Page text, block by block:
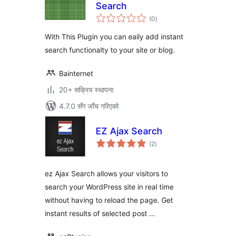
Search
(0कुल
रेटिङ्गहरू
)
With This Plugin you can eaily add instant
search functionalty to your site or blog.
Bainternet
20+ सक्रिय स्थापना
4.7.0 सँग जाँच गरिएको
EZ Ajax Search
(2कुल
रेटिङ्गहरू
)
ez Ajax Search allows your visitors to
search your WordPress site in real time
without having to reload the page. Get
instant results of selected post …